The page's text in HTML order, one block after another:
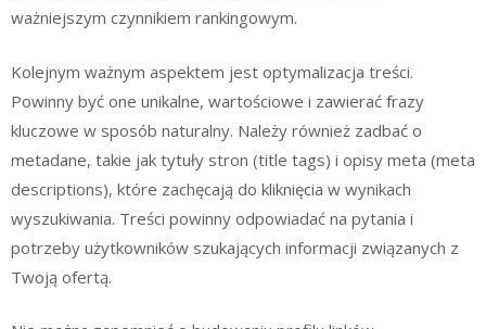
ważniejszym czynnikiem rankingowym.
Kolejnym ważnym aspektem jest optymalizacja treści.
Powinny być one unikalne, wartościowe i zawierać frazy
kluczowe w sposób naturalny. Należy również zadbać o
metadane, takie jak tytuły stron (title tags) i opisy meta (meta
descriptions), które zachęcają do kliknięcia w wynikach
wyszukiwania. Treści powinny odpowiadać na pytania i
potrzeby użytkowników szukających informacji związanych z
Twoją ofertą.